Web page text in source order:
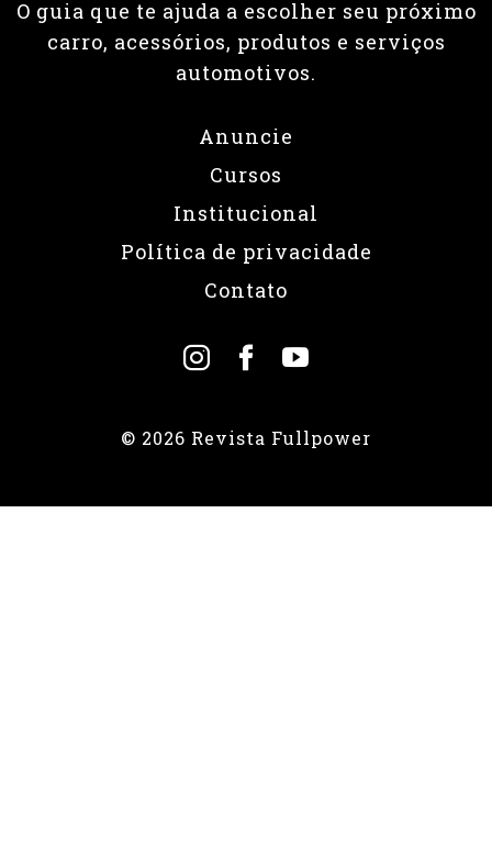
O guia que te ajuda a escolher seu próximo
carro, acessórios, produtos e serviços
automotivos.
Anuncie
Cursos
Institucional
Política de privacidade
Contato
© 2026 Revista Fullpower